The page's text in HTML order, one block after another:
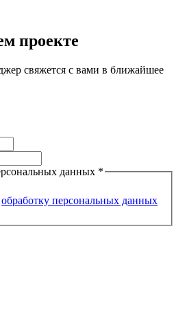
проекте
свяжется с вами в ближайшее
данных *
обработку персональных данных